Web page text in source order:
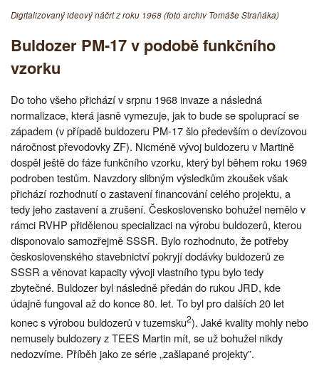
Digitalizovaný ideový náčrt z roku 1968 (foto archiv Tomáše Straňáka)
Buldozer PM-17 v podobě funkčního
vzorku
Do toho všeho přichází v srpnu 1968 invaze a následná
normalizace, která jasně vymezuje, jak to bude se spoluprací se
západem (v případě buldozeru PM-17 šlo především o devízovou
náročnost převodovky ZF). Nicméně vývoj buldozeru v Martině
dospěl ještě do fáze funkčního vzorku, který byl během roku 1969
podroben testům. Navzdory slibným výsledkům zkoušek však
přichází rozhodnutí o zastavení financování celého projektu, a
tedy jeho zastavení a zrušení. Československo bohužel nemělo v
rámci RVHP přidělenou specializaci na výrobu buldozerů, kterou
disponovalo samozřejmě SSSR. Bylo rozhodnuto, že potřeby
československého stavebnictví pokryjí dodávky buldozerů ze
SSSR a věnovat kapacity vývoji vlastního typu bylo tedy
zbytečné. Buldozer byl následně předán do rukou JRD, kde
údajně fungoval až do konce 80. let. To byl pro dalších 20 let
konec s výrobou buldozerů v tuzemsku2). Jaké kvality mohly nebo
nemusely buldozery z TEES Martin mít, se už bohužel nikdy
nedozvíme. Příběh jako ze série „zašlapané projekty”.